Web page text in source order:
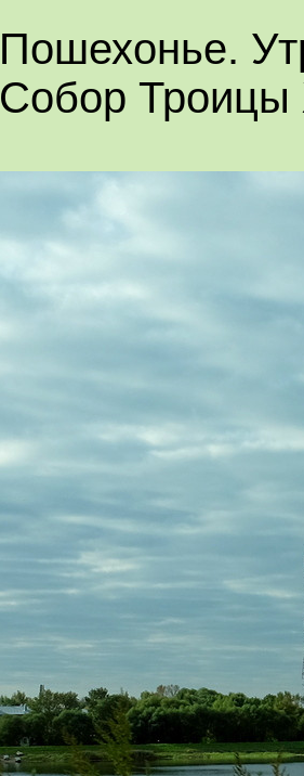
Пошехонье.
Собор Троицы